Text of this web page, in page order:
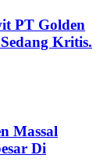
PT Golden
Kritis.
Massal
Di